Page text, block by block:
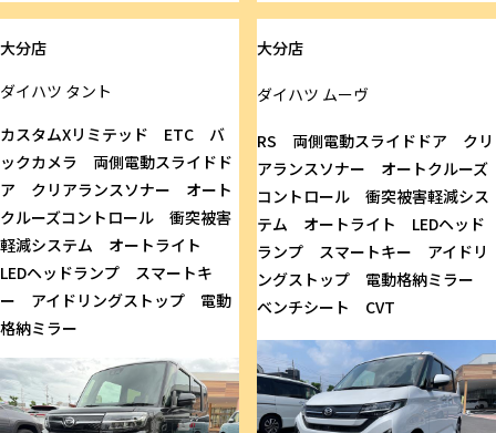
大分店
ダイハツ タント
カスタムXリミテッド ETC バ
ックカメラ 両側電動スライドド
ア クリアランスソナー オート
クルーズコントロール 衝突被害
軽減システム オートライト
LEDヘッドランプ スマートキ
ー アイドリングストップ 電動
格納ミラー
大分店
ダイハツ ムーヴ
RS 両側電動スライドドア クリ
アランスソナー オートクルーズ
コントロール 衝突被害軽減シス
テム オートライト LEDヘッド
ランプ スマートキー アイドリ
ングストップ 電動格納ミラー
ベンチシート CVT